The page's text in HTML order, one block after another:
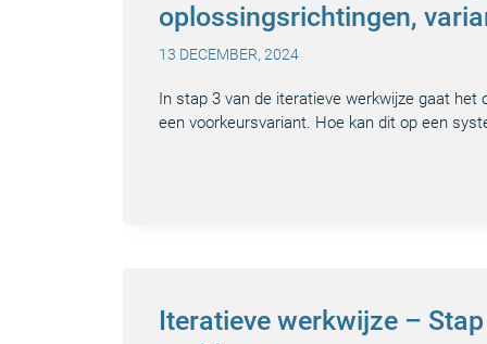
oplossingsrichtingen,
13 DECEMBER, 2024
In stap 3 van de iteratieve werkwijze gaat
een voorkeursvariant. Hoe kan dit op een
Iteratieve werkwijze –